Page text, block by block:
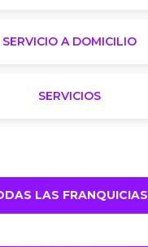
SERVICIO A DOMICILIO
SERVICIOS
LAS FRANQUICIAS